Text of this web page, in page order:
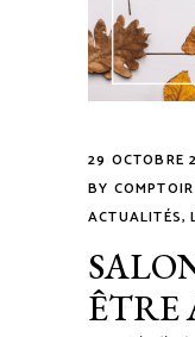
29 OCTOBRE
BY
ACTUALITÉS,